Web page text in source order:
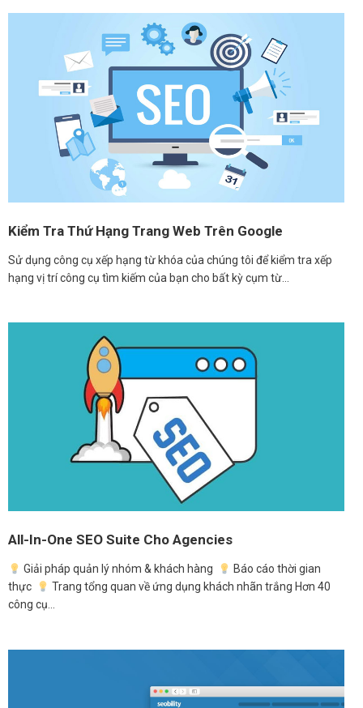
Kiểm Tra Thứ Hạng Trang Web Trên Google
Sử dụng công cụ xếp hạng từ khóa của chúng tôi để kiểm tra xếp
hạng vị trí công cụ tìm kiếm của bạn cho bất kỳ cụm từ…
All-In-One SEO Suite Cho Agencies
Giải pháp quản lý nhóm & khách hàng
Báo cáo thời gian
thực
Trang tổng quan về ứng dụng khách nhãn trắng Hơn 40
công cụ…